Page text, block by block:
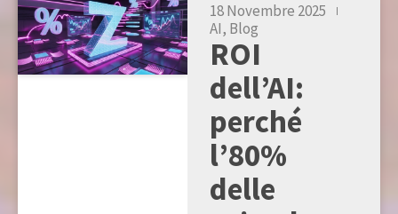
18 Novembre 2025
AI, Blog
ROI
dell’AI:
perché
l’80%
delle